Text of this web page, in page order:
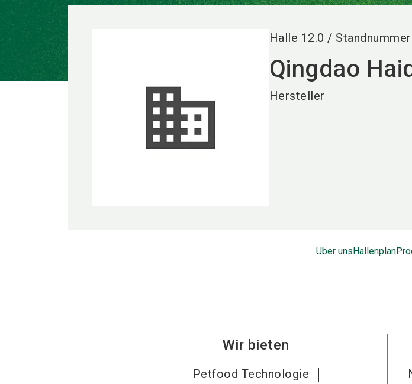
Halle 12.0 / Standnummer
Qingdao
Hersteller
Über unsHallenplan
Wir bieten
Petfood Technologie